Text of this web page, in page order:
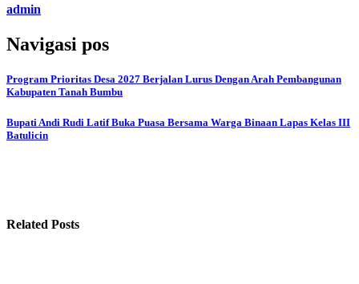
admin
Navigasi pos
Program Prioritas Desa 2027 Berjalan Lurus Dengan Arah Pembangunan
Kabupaten Tanah Bumbu
Bupati Andi Rudi Latif Buka Puasa Bersama Warga Binaan Lapas Kelas III
Batulicin
Related Posts